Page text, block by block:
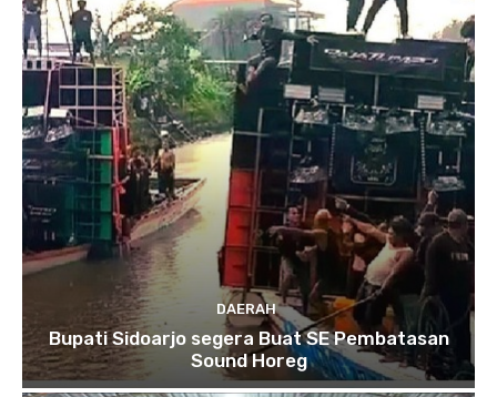
DAERAH
Bupati Sidoarjo segera Buat SE Pembatasan
Sound Horeg